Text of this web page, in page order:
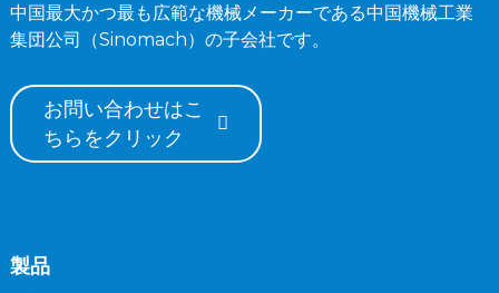
中国最大かつ最も広範な機械メーカーである中国機械工業
集団公司（Sinomach）の子会社です。
お問い合わせはこ
ちらをクリック
製品